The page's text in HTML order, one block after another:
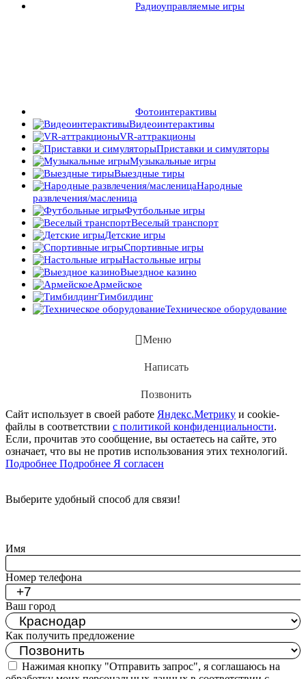
Радиоуправляемые игры
Фотоинтерактивы
Видеоинтерактивы
VR-аттракционы
Приставки и симуляторы
Музыкальные игры
Выездные тиры
Народные
развлечения/масленица
Футбольные игры
Веселый транспорт
Детские игры
Спортивные игры
Настольные игры
Выездное казино
Армейское
Тимбилдинг
Техническое оборудование
Меню
Написать
Позвонить
Сайт использует в своей работе Яндекс.Метрику и cookie-
файлы в соответствии с политикой конфиденциальности.
Если, прочитав это сообщение, вы остаетесь на сайте, это
означает, что вы не против использования этих технологий.
Подробнее Подробнее Я согласен
Выберите удобный способ для связи!
Имя
Номер телефона
Ваш город
Как получить предложение
Нажимая кнопку "Отправить запрос", я соглашаюсь на